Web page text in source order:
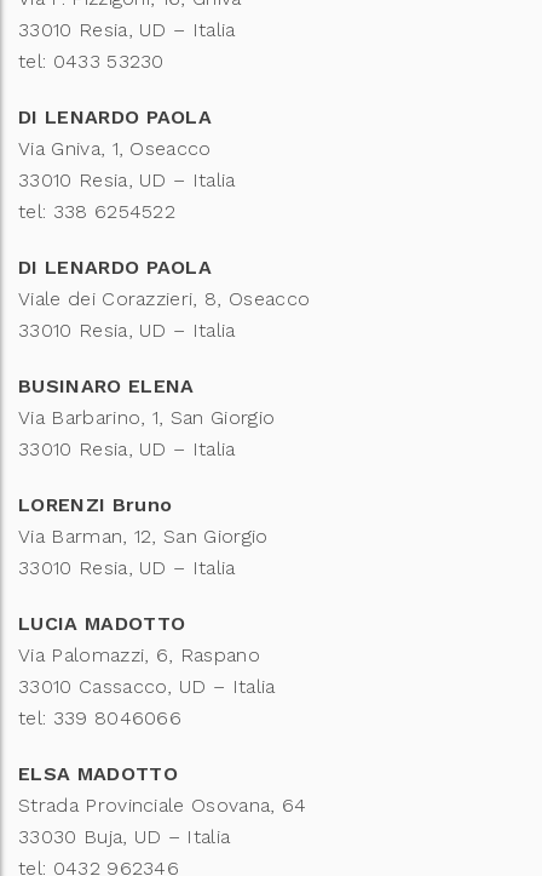
33010 Resia, UD – Italia
tel: 0433 53230
DI LENARDO PAOLA
Via Gniva, 1, Oseacco
33010 Resia, UD – Italia
tel: 338 6254522
DI LENARDO PAOLA
Viale dei Corazzieri, 8, Oseacco
33010 Resia, UD – Italia
BUSINARO ELENA
Via Barbarino, 1, San Giorgio
33010 Resia, UD – Italia
LORENZI Bruno
Via Barman, 12, San Giorgio
33010 Resia, UD – Italia
LUCIA MADOTTO
Via Palomazzi, 6, Raspano
33010 Cassacco, UD – Italia
tel: 339 8046066
ELSA MADOTTO
Strada Provinciale Osovana, 64
33030 Buja, UD – Italia
tel: 0432 962346